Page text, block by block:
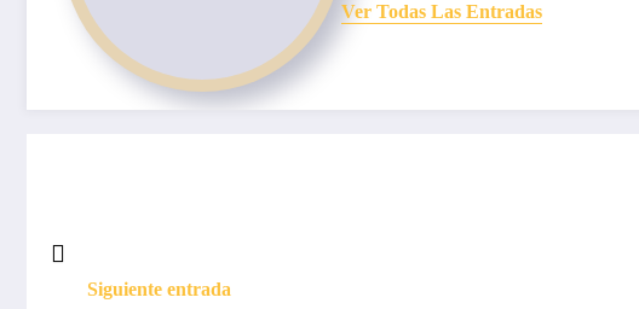
Ver Todas Las Entradas
Siguiente entrada